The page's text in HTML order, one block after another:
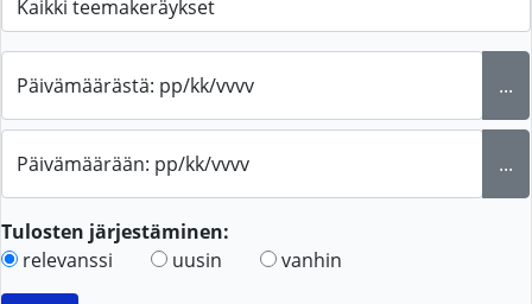
Päivämäärästä: pp/kk/vvvv ...
Päivämäärään: pp/kk/vvvv ...
Tulosten järjestäminen:
relevanssi
uusin vanhin